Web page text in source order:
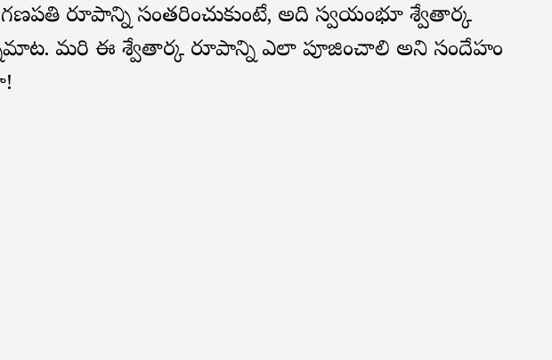
గణపతి రూపాన్ని సంతరించుకుంటే, అది స్వయంభూ శ్వేతార్క
మరి ఈ శ్వేతార్క రూపాన్ని ఎలా పూజించాలి అని సందేహం